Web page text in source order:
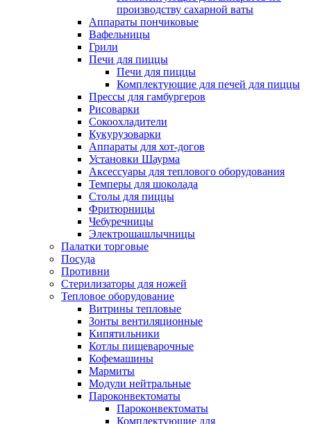
производству сахарной ваты
Аппараты пончиковые
Вафельницы
Грили
Печи для пиццы
Печи для пиццы
Комплектующие для печей для пиццы
Прессы для гамбургеров
Рисоварки
Сокоохладители
Кукурузоварки
Аппараты для хот-догов
Установки Шаурма
Аксессуары для теплового оборудования
Темперы для шоколада
Столы для пиццы
Фритюрницы
Чебуречницы
Электрошашлычницы
Палатки торговые
Посуда
Противни
Стерилизаторы для ножей
Тепловое оборудование
Витрины тепловые
Зонты вентиляционные
Кипятильники
Котлы пищеварочные
Кофемашины
Мармиты
Модули нейтральные
Пароконвектоматы
Пароконвектоматы
Комплектующие для